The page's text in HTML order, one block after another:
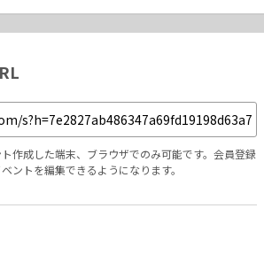
作成した端末、ブラウザでのみ可能です。会員登録
ントを編集できるようになります。